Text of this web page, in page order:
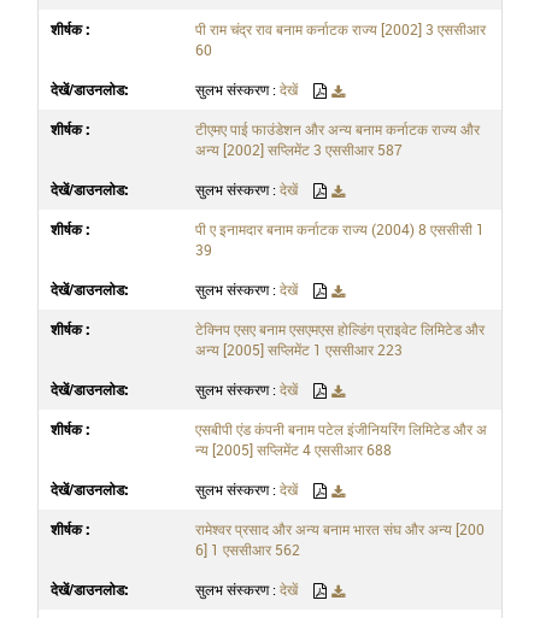
पी राम चंद्र राव बनाम कर्नाटक राज्य [2002] 3 एससीआर
60
सुलभ संस्करण :देखें
टीएमए पाई फाउंडेशन और अन्य बनाम कर्नाटक राज्य और
अन्य [2002] सप्लिमेंट 3 एससीआर 587
सुलभ संस्करण : देखें
पी ए इनामदार बनाम कर्नाटक राज्य (2004) 8 एससीसी 1
39
सुलभ संस्करण :देखें
टेक्निप एसए बनाम एसएमएस होल्डिंग प्राइवेट लिमिटेड और
अन्य [2005] सप्लिमेंट 1 एससीआर 223
सुलभ संस्करण : देखें
एसबीपी एंड कंपनी बनाम पटेल इंजीनियरिंग लिमिटेड और अ
न्य [2005] सप्लिमेंट 4 एससीआर 688
सुलभ संस्करण :देखें
रामेश्वर प्रसाद और अन्य बनाम भारत संघ और अन्य [200
6] 1 एससीआर 562
सुलभ संस्करण : देखें